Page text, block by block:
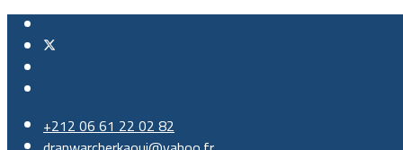
+212 06 61 22 02 82